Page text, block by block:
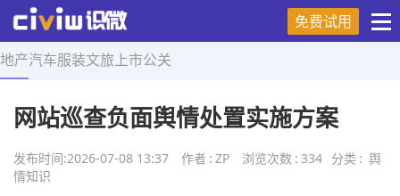
免费试用
地产汽车服装文旅 上市公关
首页 > 舆情知识 > 正文
网站巡查负面舆情处置实施方案
发布时间:2026-07-08 13:37 作者 : ZP 浏览次数 : 334 分类 : 舆
情知识